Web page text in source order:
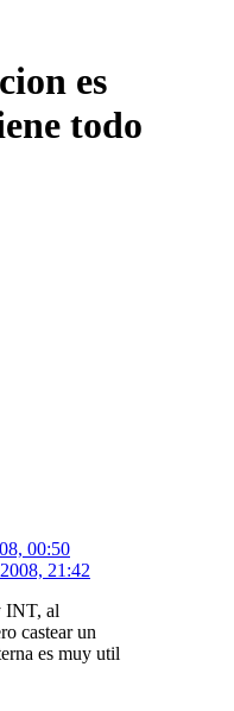
es
todo
00:50
21:42
INT, al
castear un
es muy util